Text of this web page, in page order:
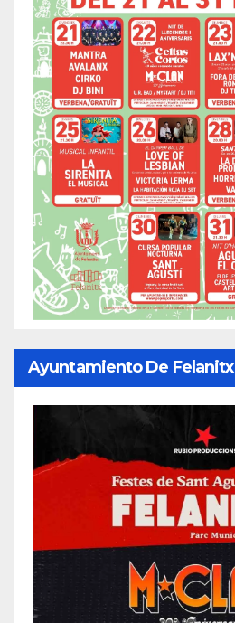
Ayuntamiento De Felanitx